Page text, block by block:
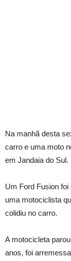
Na manhã desta
carro e uma moto
em Jandaia do Sul.
Um Ford Fusion
uma motociclista
colidiu no carro.
A motocicleta
anos, foi